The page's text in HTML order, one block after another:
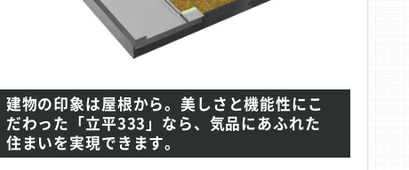
建物の印象は屋根から。美しさと機能性にこ
だわった「立平333」なら、気品にあふれた
住まいを実現できます。